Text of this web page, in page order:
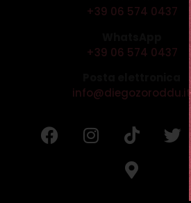
+39 06 574 0437
+39 06 574 0437
info@diegozoroddu.it